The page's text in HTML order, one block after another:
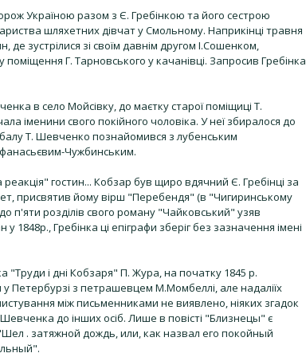
Україною разом з Є. Гребінкою та його сестрою
шляхетних дівчат у Смольному. Наприкінці травня
де зустрілися зі своїм давнім другом І.Сошенком,
Г. Тарновського у качанівці. Запросив Гребінка
в село Мойсівку, до маєтку старої поміщиці Т.
іменини свого покійного чоловіка. У неї збиралося до
Т. Шевченко познайомився з лубенським
Чужбинським.
гостин... Кобзар був щиро вдячний Є. Гребінці за
присвятив йому вірш "Перебендя" (в "Чигиринському
п'яти розділів свого роману "Чайковський" узяв
Гребінка ці епіграфи зберіг без зазначення імені
"Труди і дні Кобзаря" П. Жура, на початку 1845 р.
Петербурзі з петрашевцем М.Момбеллі, але надаліїх
між письменниками не виявлено, ніяких згадок
до інших осіб. Лише в повісті "Близнецы" є
. затяжной дождь, или, как назвал его покойный